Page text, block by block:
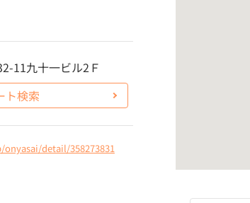
11九十一ビル2Ｆ
ト検索
detail/358273831